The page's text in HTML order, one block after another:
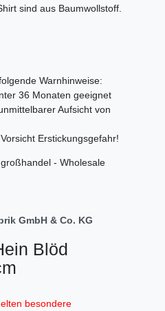
sind aus Baumwollstoff.
Warnhinweise:
36 Monaten geeignet
Aufsicht von
Erstickungsgefahr!
- Wholesale
GmbH & Co. KG
Blöd
besondere